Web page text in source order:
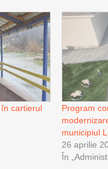
cartierul
Program
municipiul
26 aprilie
În